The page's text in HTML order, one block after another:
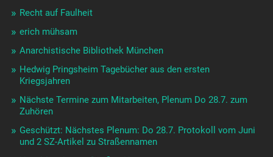
Recht auf Faulheit
erich mühsam
Anarchistische Bibliothek München
Hedwig Pringsheim Tagebücher aus den ersten
Kriegsjahren
Nächste Termine zum Mitarbeiten, Plenum Do 28.7. zum
Zuhören
Geschützt: Nächstes Plenum: Do 28.7. Protokoll vom Juni
und 2 SZ-Artikel zu Straßennamen